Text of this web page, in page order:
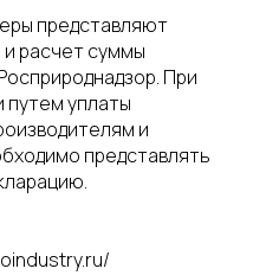
представляют
расчет суммы
При
путем уплаты
и
представлять